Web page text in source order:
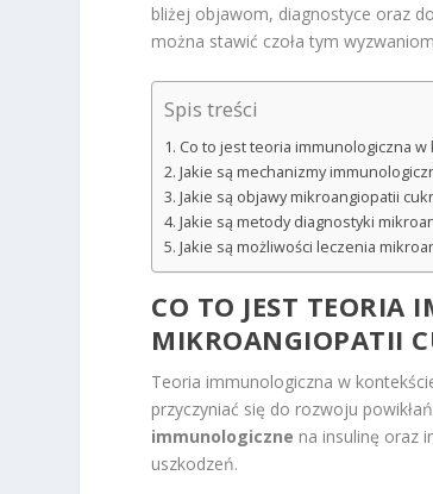
bliżej objawom, diagnostyce oraz
można stawić czoła tym
Spis treści
Co to jest teoria immunologiczna
Jakie są mechanizmy
Jakie są objawy mikroangiopatii
Jakie są metody diagnostyki
Jakie są możliwości leczenia
CO TO JEST TEORIA
MIKROANGIOPATII
Teoria immunologiczna w
przyczyniać się do rozwoju
immunologiczne na insulinę oraz
uszkodzeń.